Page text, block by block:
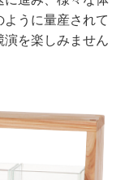
うに量産されて
演を楽しみません